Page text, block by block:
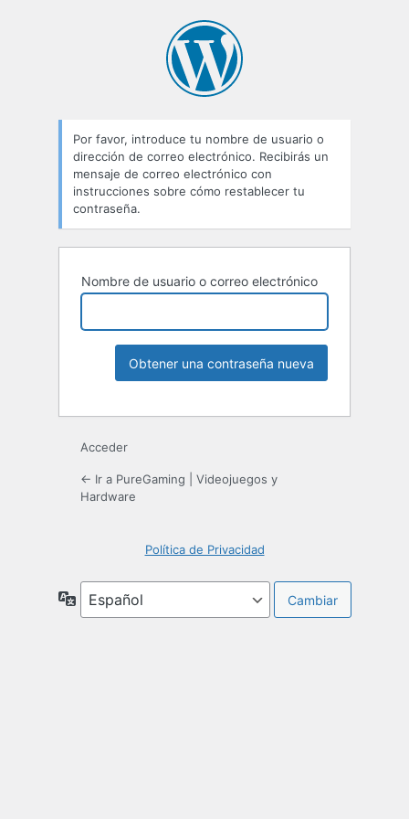
Por favor, introduce tu nombre de usuario o
dirección de correo electrónico. Recibirás un
mensaje de correo electrónico con
instrucciones sobre cómo restablecer tu
contraseña.
Nombre de usuario o correo electrónico
Acceder
← Ir a PureGaming | Videojuegos y
Hardware
Política de Privacidad
Idioma